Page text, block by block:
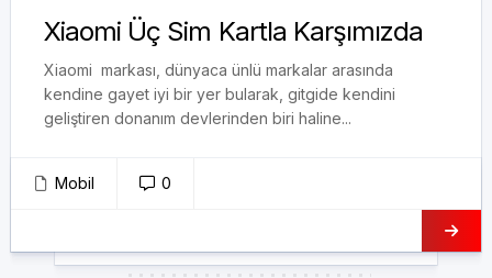
Xiaomi Üç Sim Kartla Karşımızda
Xiaomi markası, dünyaca ünlü markalar arasında
kendine gayet iyi bir yer bularak, gitgide kendini
geliştiren donanım devlerinden biri haline...
Mobil 0